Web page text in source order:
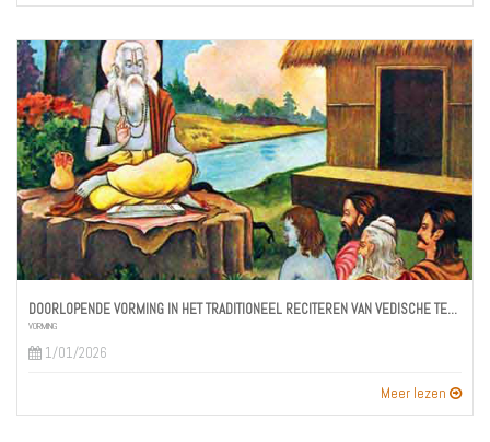
DOORLOPENDE VORMING IN HET TRADITIONEEL RECITEREN VAN VEDISCHE TEKSTEN
VORMING
1/01/2026
Meer lezen